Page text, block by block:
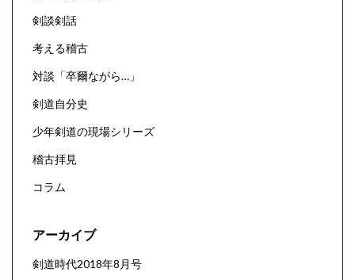
剣談剣話
考える稽古
対談「卒爾ながら…」
剣道自分史
少年剣道の現場シリーズ
稽古拝見
コラム
アーカイブ
剣道時代2018年8月号